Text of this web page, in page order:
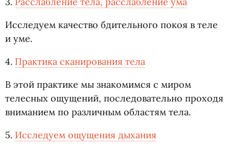
Исследуем качество бдительного покоя в теле
и уме.
4. Практика сканирования тела
В этой практике мы знакомимся с миром
телесных ощущений, последовательно проходя
вниманием по различным областям тела.
5. Исследуем ощущения дыхания